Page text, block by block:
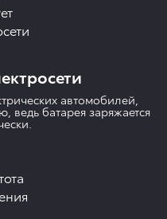
автомобилей,
ведь батарея заряжается